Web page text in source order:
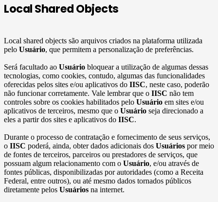
Local Shared Objects
Local shared objects são arquivos criados na plataforma utilizada
pelo Usuário, que permitem a personalização de preferências.
Será facultado ao Usuário bloquear a utilização de algumas dessas
tecnologias, como cookies, contudo, algumas das funcionalidades
oferecidas pelos sites e/ou aplicativos do IISC, neste caso, poderão
não funcionar corretamente. Vale lembrar que o IISC não tem
controles sobre os cookies habilitados pelo Usuário em sites e/ou
aplicativos de terceiros, mesmo que o Usuário seja direcionado a
eles a partir dos sites e aplicativos do IISC.
Durante o processo de contratação e fornecimento de seus serviços,
o IISC poderá, ainda, obter dados adicionais dos Usuários por meio
de fontes de terceiros, parceiros ou prestadores de serviços, que
possuam algum relacionamento com o Usuário, e/ou através de
fontes públicas, disponibilizadas por autoridades (como a Receita
Federal, entre outros), ou até mesmo dados tornados públicos
diretamente pelos Usuários na internet.